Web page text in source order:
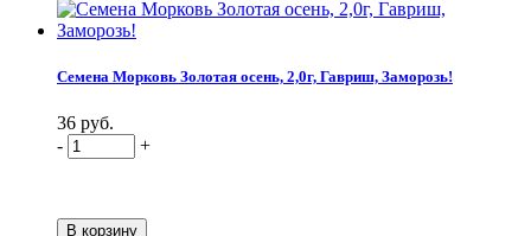
Семена Морковь Золотая осень, 2,0г, Гавриш, Заморозь!
36 руб.
-
+